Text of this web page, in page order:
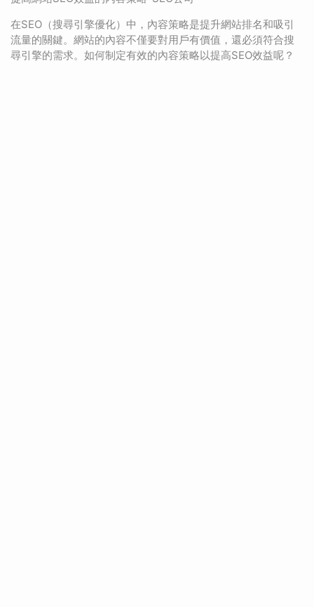
在SEO（搜尋引擎優化）中，內容策略是提升網站排名和吸引
流量的關鍵。網站的內容不僅要對用戶有價值，還必須符合搜
尋引擎的需求。如何制定有效的內容策略以提高SEO效益呢？